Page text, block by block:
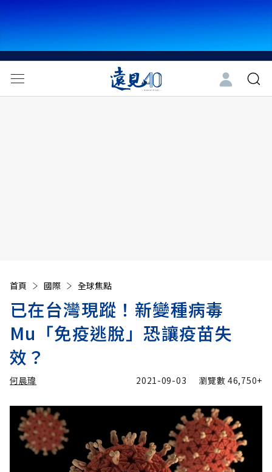
首頁 國際 全球焦點
已在台灣現蹤！新變種病毒
Mu「免疫逃脫」恐讓疫苗失
效？
何晨瑋 2021-09-03 瀏覽數46,750+